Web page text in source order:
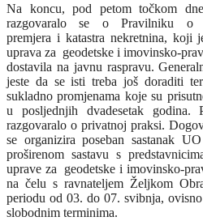
Na koncu, pod petom točkom
razgovaralo se o Pravilniku o
premjera i katastra nekretnina, koji
uprava za geodetske i imovinsko-
dostavila na javnu raspravu.
jeste da se isti treba još doraditi
sukladno promjenama koje su
u posljednjih dvadesetak godina.
razgovaralo o privatnoj praksi.
se organizira poseban sastanak
proširenom sastavu s
uprave za geodetske i imovinsko-
na čelu s ravnateljem Željkom
periodu od 03. do 07. svibnja,
slobodnim terminima.